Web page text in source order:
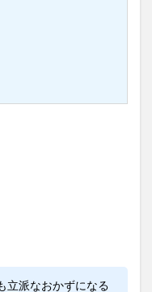
立派なおかずになる